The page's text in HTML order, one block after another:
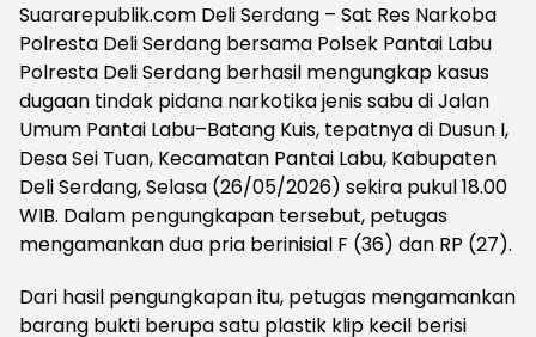
Suararepublik.com Deli Serdang – Sat Res Narkoba
Polresta Deli Serdang bersama Polsek Pantai Labu
Polresta Deli Serdang berhasil mengungkap kasus
dugaan tindak pidana narkotika jenis sabu di Jalan
Umum Pantai Labu–Batang Kuis, tepatnya di Dusun I,
Desa Sei Tuan, Kecamatan Pantai Labu, Kabupaten
Deli Serdang, Selasa (26/05/2026) sekira pukul 18.00
WIB. Dalam pengungkapan tersebut, petugas
mengamankan dua pria berinisial F (36) dan RP (27).
Dari hasil pengungkapan itu, petugas mengamankan
barang bukti berupa satu plastik klip kecil berisi